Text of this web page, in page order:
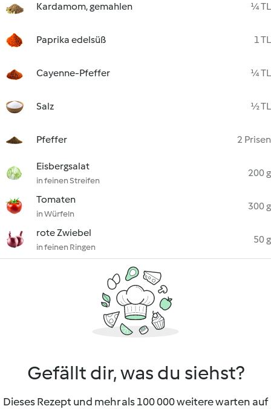
Kardamom, gemahlen ¼ TL
Paprika edelsüß 1 TL
Cayenne-Pfeffer ¼ TL
Salz ½ TL
Pfeffer 2 Prisen
Eisbergsalat
in feinen Streifen
200 g
Tomaten
in Würfeln
300 g
rote Zwiebel
in feinen Ringen
50 g
Gefällt dir, was du siehst?
Dieses Rezept und mehr als 100 000 weitere warten auf